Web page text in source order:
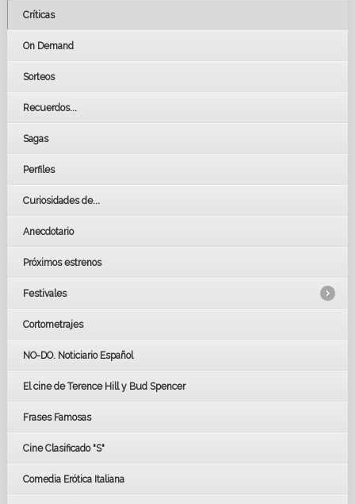
Críticas
On Demand
Sorteos
Recuerdos...
Sagas
Perfiles
Curiosidades de...
Anecdotario
Próximos estrenos
Festivales
LOS OSCARS
GOYAS
BAFTA
Cortometrajes
NO-DO. Noticiario Español
El cine de Terence Hill y Bud Spencer
Frases Famosas
Cine Clasificado "S"
Comedia Erótica Italiana